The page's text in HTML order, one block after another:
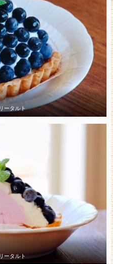
ータルト
ータルト